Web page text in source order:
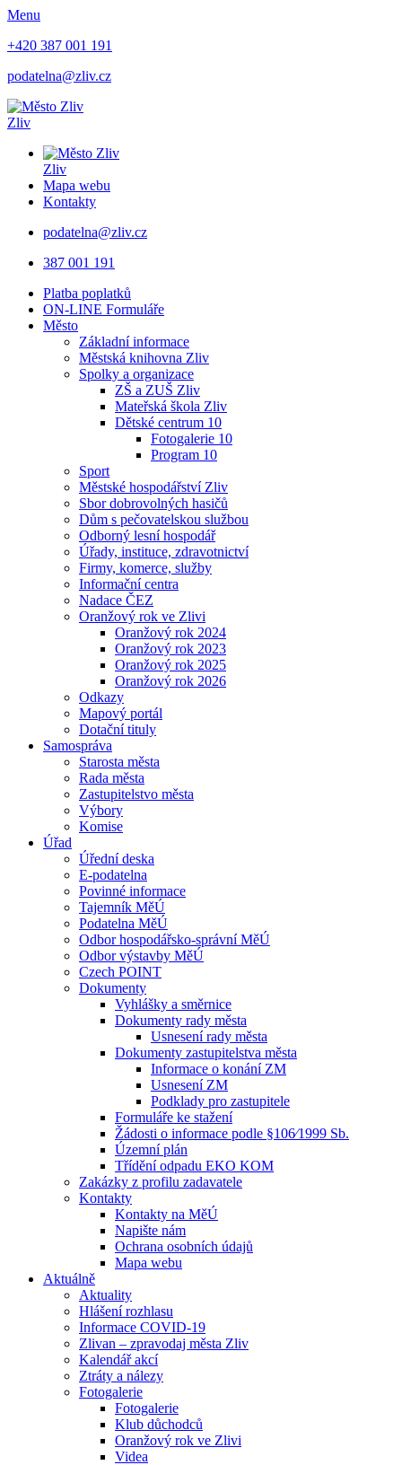
Menu
+420 387 001 191
podatelna@zliv.cz
Zliv
Zliv
Mapa webu
Kontakty
podatelna@zliv.cz
387 001 191
Platba poplatků
ON-LINE Formuláře
Město
Základní informace
Městská knihovna Zliv
Spolky a organizace
ZŠ a ZUŠ Zliv
Mateřská škola Zliv
Dětské centrum 10
Fotogalerie 10
Program 10
Sport
Městské hospodářství Zliv
Sbor dobrovolných hasičů
Dům s pečovatelskou službou
Odborný lesní hospodář
Úřady, instituce, zdravotnictví
Firmy, komerce, služby
Informační centra
Nadace ČEZ
Oranžový rok ve Zlivi
Oranžový rok 2024
Oranžový rok 2023
Oranžový rok 2025
Oranžový rok 2026
Odkazy
Mapový portál
Dotační tituly
Samospráva
Starosta města
Rada města
Zastupitelstvo města
Výbory
Komise
Úřad
Úřední deska
E-podatelna
Povinné informace
Tajemník MěÚ
Podatelna MěÚ
Odbor hospodářsko-správní MěÚ
Odbor výstavby MěÚ
Czech POINT
Dokumenty
Vyhlášky a směrnice
Dokumenty rady města
Usnesení rady města
Dokumenty zastupitelstva města
Informace o konání ZM
Usnesení ZM
Podklady pro zastupitele
Formuláře ke stažení
Žádosti o informace podle §106⁄1999 Sb.
Územní plán
Třídění odpadu EKO KOM
Zakázky z profilu zadavatele
Kontakty
Kontakty na MěÚ
Napište nám
Ochrana osobních údajů
Mapa webu
Aktuálně
Aktuality
Hlášení rozhlasu
Informace COVID-19
Zlivan – zpravodaj města Zliv
Kalendář akcí
Ztráty a nálezy
Fotogalerie
Fotogalerie
Klub důchodců
Oranžový rok ve Zlivi
Videa